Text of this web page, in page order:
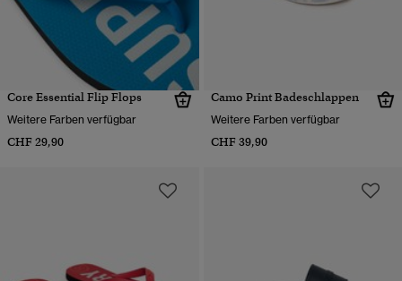
Core Essential Flip Flops
Weitere Farben verfügbar
CHF 29,90
Camo Print Badeschlappen
Weitere Farben verfügbar
CHF 39,90